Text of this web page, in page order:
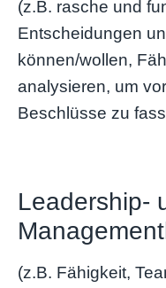
(z.B. rasche und
Entscheidungen
können/wollen,
analysieren, um
Beschlüsse zu
Leadership-
(z.B. Fähigkeit,